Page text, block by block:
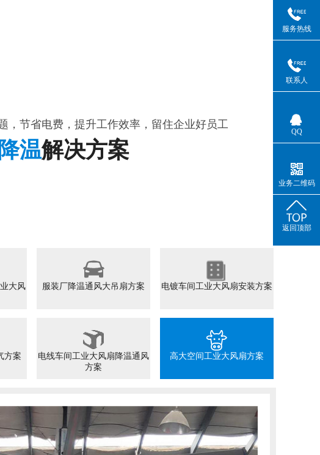
，节省电费，提升工作效率，留住企业好员工
温解决方案
大风
服装厂降温通风大吊扇方案 电镀车间工业大风扇安装方案
方案
电线车间工业大风扇降温通风
方案
高大空间工业大风扇方案
服务热线
联系人
QQ
业务二维码
返回顶部